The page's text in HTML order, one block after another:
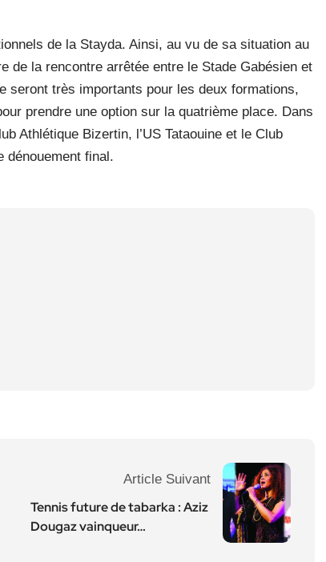
de la Stayda. Ainsi, au vu de sa situation au
de la rencontre arrêtée entre le Stade Gabésien et
seront très importants pour les deux formations,
prendre une option sur la quatrième place. Dans
Athlétique Bizertin, l’US Tataouine et le Club
dénouement final.
Article Suivant
Tennis future de tabarka : Aziz
Dougaz vainqueur…